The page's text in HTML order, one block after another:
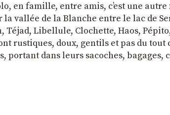
en famille, entre amis, cʼest une
vallée de la Blanche entre le lac de
Téjad, Libellule, Clochette, Haos,
rustiques, doux, gentils et pas du
dans leurs sacoches, bagages,